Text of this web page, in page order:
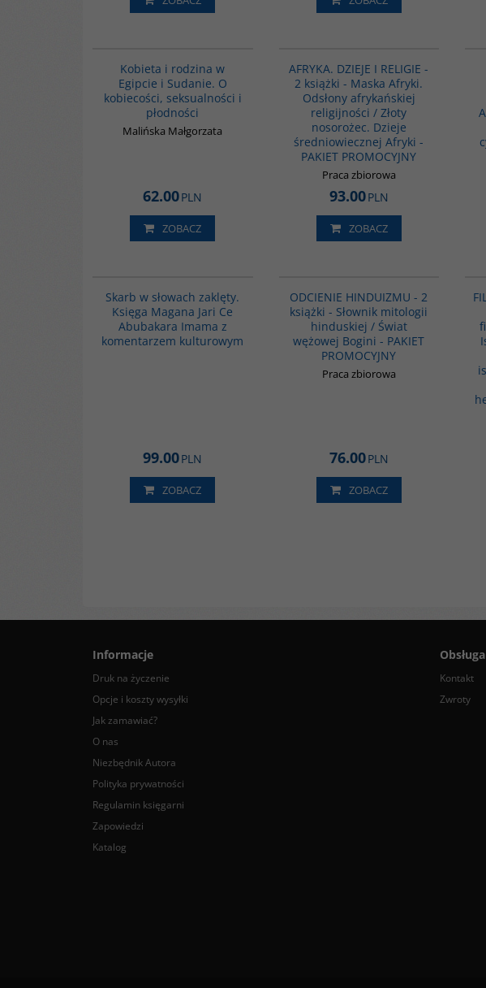
Kobieta i rodzina w
Egipcie i Sudanie. O
kobiecości, seksualności i
płodności
Malińska Małgorzata
62.00PLN
ZOBACZ
AFRYKA. DZIEJE I RELIGIE -
2 książki - Maska Afryki.
Odsłony afrykańskiej
religijności / Złoty
nosorożec. Dzieje
średniowiecznej Afryki -
PAKIET PROMOCYJNY
Praca zbiorowa
93.00PLN
ZOBACZ
Skarb w słowach zaklęty.
Księga Magana Jari Ce
Abubakara Imama z
komentarzem kulturowym
99.00PLN
ZOBACZ
ODCIENIE HINDUIZMU - 2
książki - Słownik mitologii
hinduskiej / Świat
wężowej Bogini - PAKIET
PROMOCYJNY
Praca zbiorowa
76.00PLN
ZOBACZ
Informacje
Druk na życzenie
Opcje i koszty wysyłki
Jak zamawiać?
O nas
Niezbędnik Autora
Polityka prywatności
Regulamin księgarni
Zapowiedzi
Katalog
Kontakt
Zwroty